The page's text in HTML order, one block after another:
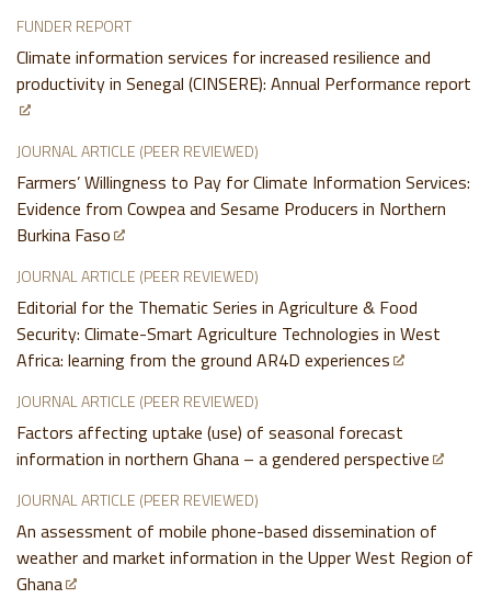
FUNDER REPORT
Climate information services for increased resilience and
productivity in Senegal (CINSERE): Annual Performance report
JOURNAL ARTICLE (PEER REVIEWED)
Farmers’ Willingness to Pay for Climate Information Services:
Evidence from Cowpea and Sesame Producers in Northern
Burkina Faso
JOURNAL ARTICLE (PEER REVIEWED)
Editorial for the Thematic Series in Agriculture & Food
Security: Climate-Smart Agriculture Technologies in West
Africa: learning from the ground AR4D experiences
JOURNAL ARTICLE (PEER REVIEWED)
Factors affecting uptake (use) of seasonal forecast
information in northern Ghana – a gendered perspective
JOURNAL ARTICLE (PEER REVIEWED)
An assessment of mobile phone-based dissemination of
weather and market information in the Upper West Region of
Ghana